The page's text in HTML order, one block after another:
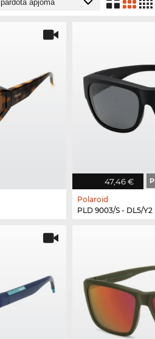
47,46 € P
Polaroid
PLD 9003/S - DL5/Y2